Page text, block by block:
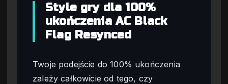
Style gry dla 100%
ukończenia AC Black
Flag Resynced
Twoje podejście do 100% ukończenia
zależy całkowicie od tego, czy